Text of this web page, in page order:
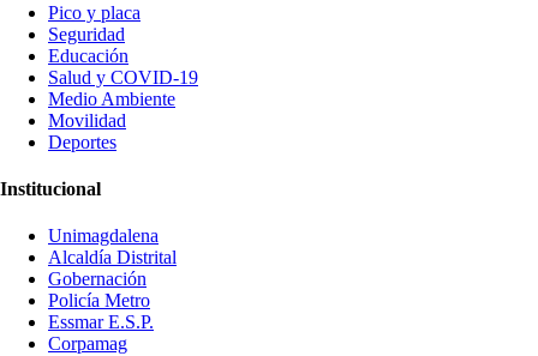
Pico y placa
Seguridad
Educación
Salud y COVID-19
Medio Ambiente
Movilidad
Deportes
Institucional
Unimagdalena
Alcaldía Distrital
Gobernación
Policía Metro
Essmar E.S.P.
Corpamag